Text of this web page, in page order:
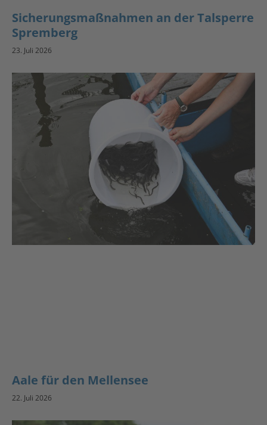
Sicherungsmaßnahmen an der Talsperre
Spremberg
23. Juli 2026
Aale für den Mellensee
22. Juli 2026